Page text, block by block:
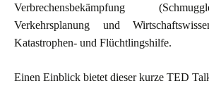
Verbrechensbekämpfung
Verkehrsplanung und
Katastrophen- und Flüchtlingshilfe.
Einen Einblick bietet dieser kurze TED